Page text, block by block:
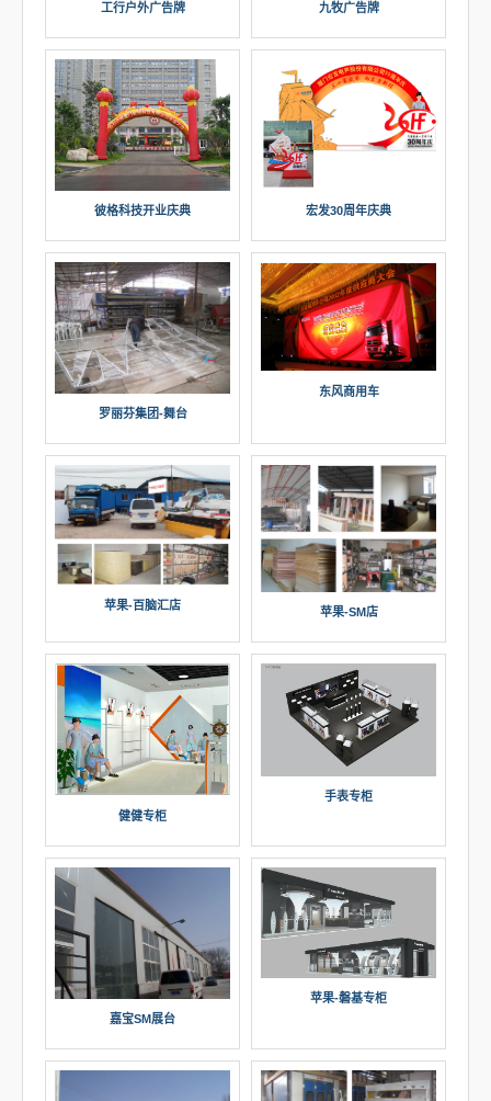
工行户外广告牌 九牧广告牌
彼格科技开业庆典 宏发30周年庆典
罗丽芬集团-舞台
东风商用车
苹果-百脑汇店
苹果-SM店
健健专柜
手表专柜
嘉宝SM展台
苹果-磐基专柜